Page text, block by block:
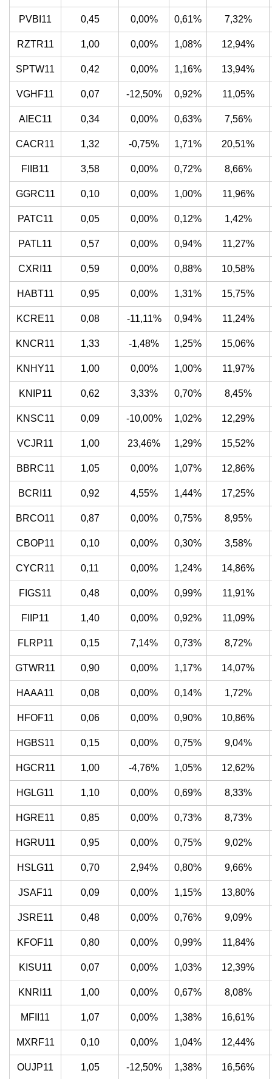
PVBI11 0,45 0,00% 0,61% 7,32%
RZTR11 1,00 0,00% 1,08% 12,94%
SPTW11 0,42 0,00% 1,16% 13,94%
VGHF11 0,07 -12,50% 0,92% 11,05%
AIEC11 0,34 0,00% 0,63% 7,56%
CACR11 1,32 -0,75% 1,71% 20,51%
FIIB11 3,58 0,00% 0,72% 8,66%
GGRC11 0,10 0,00% 1,00% 11,96%
PATC11 0,05 0,00% 0,12% 1,42%
PATL11 0,57 0,00% 0,94% 11,27%
CXRI11 0,59 0,00% 0,88% 10,58%
HABT11 0,95 0,00% 1,31% 15,75%
KCRE11 0,08 -11,11% 0,94% 11,24%
KNCR11 1,33 -1,48% 1,25% 15,06%
KNHY11 1,00 0,00% 1,00% 11,97%
KNIP11 0,62 3,33% 0,70% 8,45%
KNSC11 0,09 -10,00% 1,02% 12,29%
VCJR11 1,00 23,46% 1,29% 15,52%
BBRC11 1,05 0,00% 1,07% 12,86%
BCRI11 0,92 4,55% 1,44% 17,25%
BRCO11 0,87 0,00% 0,75% 8,95%
CBOP11 0,10 0,00% 0,30% 3,58%
CYCR11 0,11 0,00% 1,24% 14,86%
FIGS11 0,48 0,00% 0,99% 11,91%
FIIP11 1,40 0,00% 0,92% 11,09%
FLRP11 0,15 7,14% 0,73% 8,72%
GTWR11 0,90 0,00% 1,17% 14,07%
HAAA11 0,08 0,00% 0,14% 1,72%
HFOF11 0,06 0,00% 0,90% 10,86%
HGBS11 0,15 0,00% 0,75% 9,04%
HGCR11 1,00 -4,76% 1,05% 12,62%
HGLG11 1,10 0,00% 0,69% 8,33%
HGRE11 0,85 0,00% 0,73% 8,73%
HGRU11 0,95 0,00% 0,75% 9,02%
HSLG11 0,70 2,94% 0,80% 9,66%
JSAF11 0,09 0,00% 1,15% 13,80%
JSRE11 0,48 0,00% 0,76% 9,09%
KFOF11 0,80 0,00% 0,99% 11,84%
KISU11 0,07 0,00% 1,03% 12,39%
KNRI11 1,00 0,00% 0,67% 8,08%
MFII11 1,07 0,00% 1,38% 16,61%
MXRF11 0,10 0,00% 1,04% 12,44%
OUJP11 1,05 -12,50% 1,38% 16,56%